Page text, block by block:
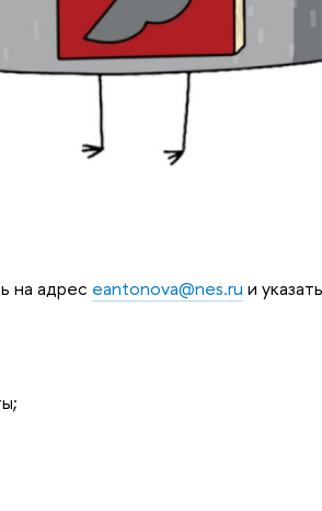
на адрес eantonova@nes.ru и